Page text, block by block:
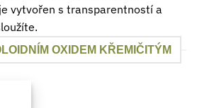
vytvořen s transparentností a
OXIDEM KŘEMIČITÝM